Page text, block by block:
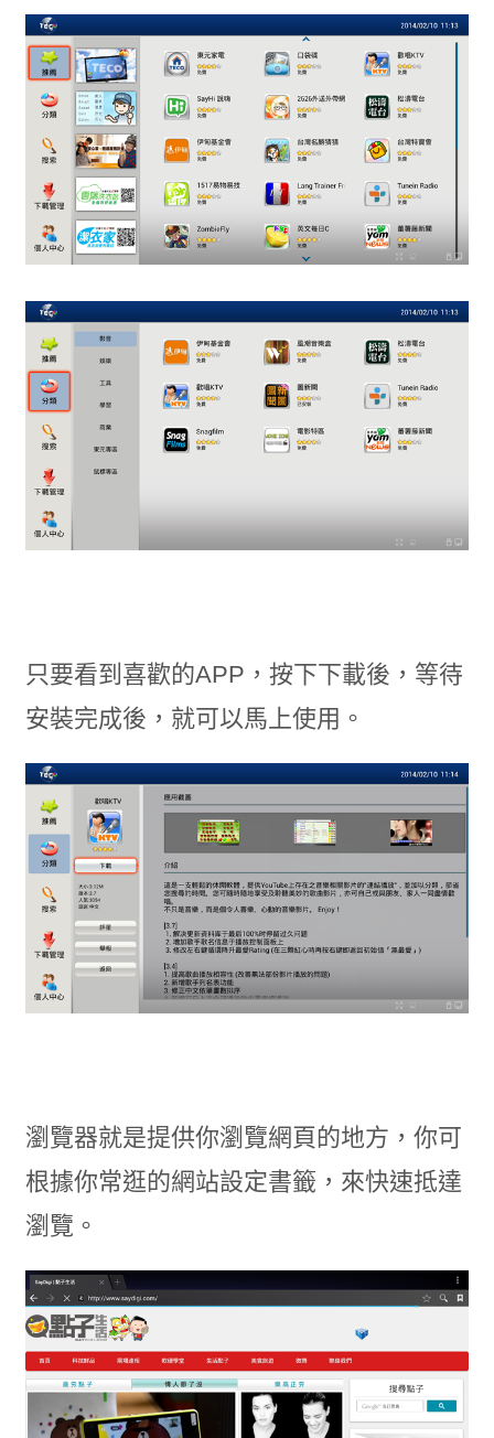
只要看到喜歡的APP，按下下載後，等待
安裝完成後，就可以馬上使用。
瀏覽器就是提供你瀏覽網頁的地方，你可
根據你常逛的網站設定書籤，來快速抵達
瀏覽。